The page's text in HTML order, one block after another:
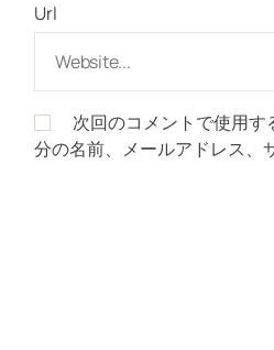
Url
次回のコメントで使用す
分の名前、メールアドレス、